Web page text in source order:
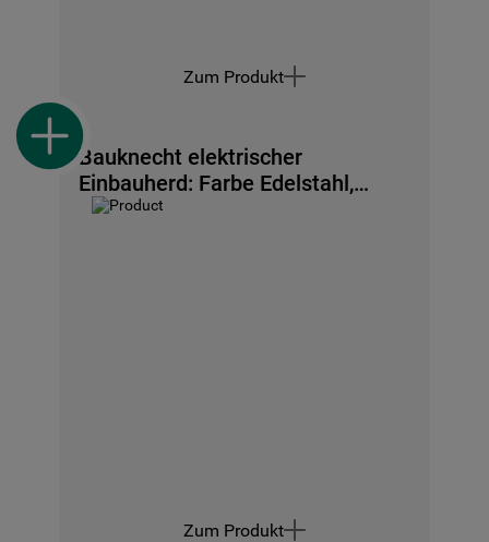
Zum Produkt
Bauknecht elektrischer
Einbauherd: Farbe Edelstahl,
Hydrolyse - HVP2 KH5V IN
Zum Produkt